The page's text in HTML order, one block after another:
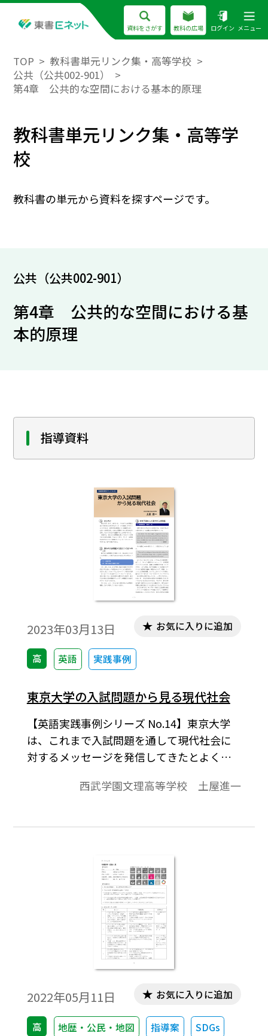
資料をさがす 教科の広場 ログイン メニュー
TOP
教科書単元リンク集・高等学校
公共（公共002-901）
第4章 公共的な空間における基本的原理
教科書単元リンク集・高等学
校
教科書の単元から資料を探すページです。
公共（公共002-901）
第4章 公共的な空間における基
本的原理
指導資料
2023年03月13日
高 英語 実践事例
お気に入りに追加
東京大学の入試問題から見る現代社会
【英語実践事例シリーズ No.14】東京大学
は、これまで入試問題を通して現代社会に
対するメッセージを発信してきたとよく言
た、生徒への指導を通して東大の問題がい
識することが度々あった。本稿では、東大
考察してみたい。
西武学園文理高等学校 土屋進一
2022年05月11日
高 地歴・公民・地図 指導案 SDGs
お気に入りに追加